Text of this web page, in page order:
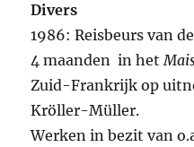
Divers
1986: Reisbeurs van
4 maanden in het
Zuid-Frankrijk op
Kröller-Müller.
Werken in bezit van